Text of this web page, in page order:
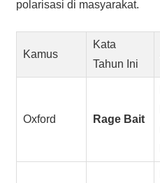
polarisasi di masyarakat.
Kamus
Kata
Tahun Ini
Oxford Rage Bait